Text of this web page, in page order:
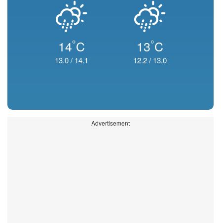
14°C
13.0/ 14.1
13°C
12.2/ 13.0
Advertisement